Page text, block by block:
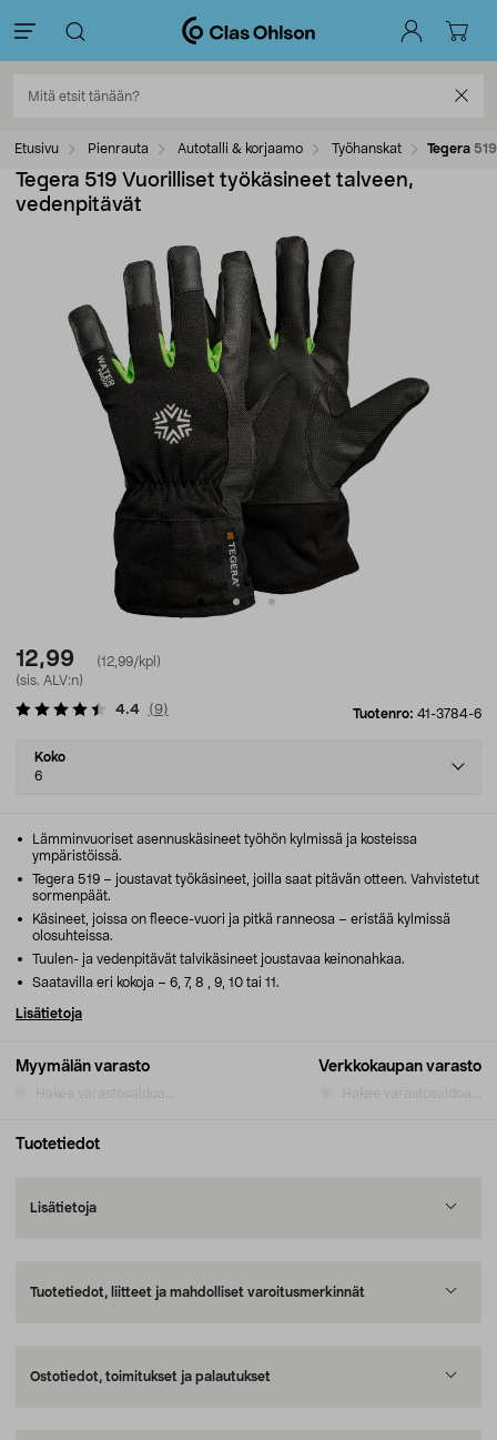
Etusivu Pienrauta Autotalli & korjaamo Työhanskat Tegera
Tegera 519 Vuorilliset työkäsineet talveen,
vedenpitävät
12,99
(12,99/kpl)
(sis. ALV:n)
Tuotenro: 41-3784-6
4.4 (9)
Select
variant
Koko
6
Myymälän varasto
Hakee varastosaldoa...
Verkkokaupan varasto
Hakee varastosaldoa...
Lämminvuoriset asennuskäsineet työhön kylmissä ja kosteissa
ympäristöissä.
Tegera 519 – joustavat työkäsineet, joilla saat pitävän otteen. Vahvistetut
sormenpäät.
Käsineet, joissa on fleece-vuori ja pitkä ranneosa – eristää kylmissä
olosuhteissa.
Tuulen- ja vedenpitävät talvikäsineet joustavaa keinonahkaa.
Saatavilla eri kokoja – 6, 7, 8 , 9, 10 tai 11.
Lisätietoja
Tuotetiedot
Lisätietoja
Tuotetiedot, liitteet ja mahdolliset varoitusmerkinnät
Ostotiedot, toimitukset ja palautukset